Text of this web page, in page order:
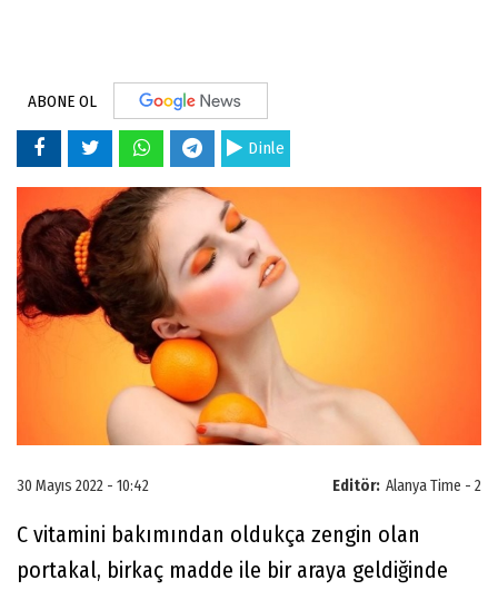
ABONE OL
Dinle
Editör: Alanya Time - 2
30 Mayıs 2022 - 10:42
C vitamini bakımından oldukça zengin olan
portakal, birkaç madde ile bir araya geldiğinde